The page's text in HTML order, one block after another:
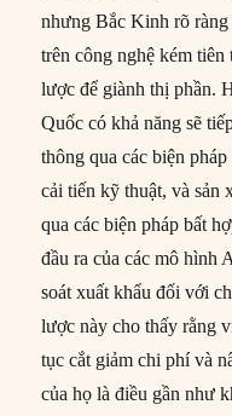
nhưng Bắc Kinh rõ
trên công nghệ kém
lược để giành thị phần.
Quốc có khả năng sẽ
thông qua các biện
cải tiến kỹ thuật, và sản
qua các biện pháp bất
đầu ra của các mô hình
soát xuất khẩu đối với
lược này cho thấy rằng
tục cắt giảm chi phí và
của họ là điều gần như